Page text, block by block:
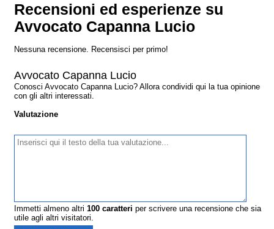
Recensioni ed esperienze su
Avvocato Capanna Lucio
Nessuna recensione. Recensisci per primo!
Avvocato Capanna Lucio
Conosci Avvocato Capanna Lucio? Allora condividi qui la tua opinione
con gli altri interessati.
Valutazione
Immetti almeno altri100 caratteri per scrivere una recensione che sia
utile agli altri visitatori.